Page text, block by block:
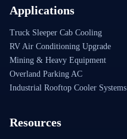
Applications
Truck Sleeper Cab Cooling
RV Air Conditioning Upgrade
Mining & Heavy Equipment
Overland Parking AC
Industrial Rooftop Cooler Systems
Resources